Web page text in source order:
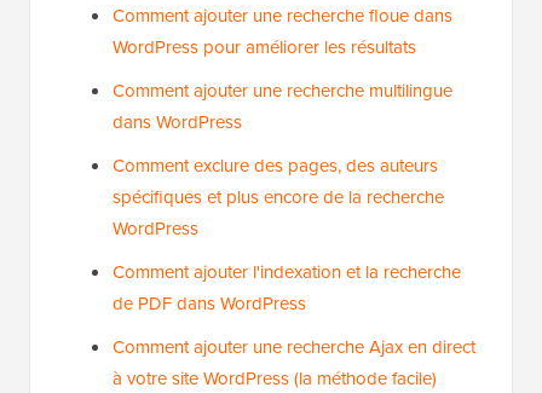
Comment ajouter une recherche floue dans
WordPress pour améliorer les résultats
Comment ajouter une recherche multilingue
dans WordPress
Comment exclure des pages, des auteurs
spécifiques et plus encore de la recherche
WordPress
Comment ajouter l'indexation et la recherche
de PDF dans WordPress
Comment ajouter une recherche Ajax en direct
à votre site WordPress (la méthode facile)